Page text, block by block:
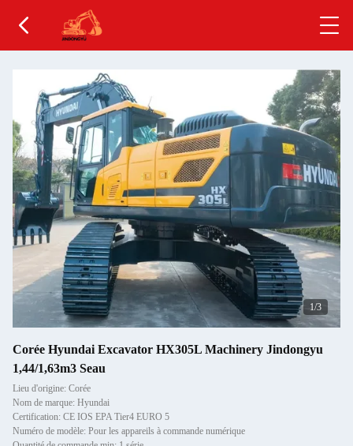
1/3
Corée Hyundai Excavator HX305L Machinery Jindongyu
1,44/1,63m3 Seau
Lieu d'origine: Corée
Nom de marque: Hyundai
Certification: CE IOS EPA Tier4 EURO 5
Numéro de modèle: Pour les appareils à commande numérique